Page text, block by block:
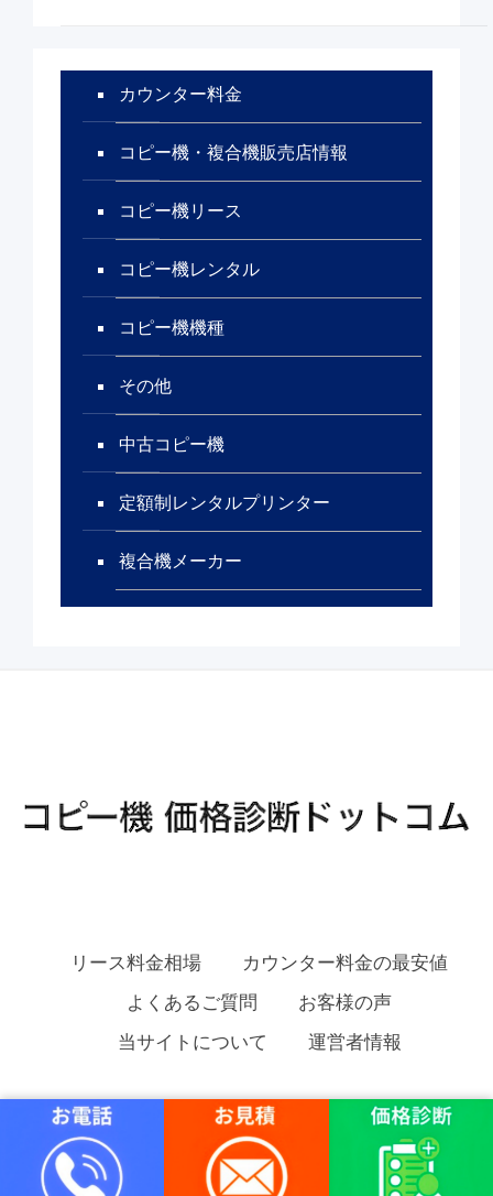
カウンター料金
コピー機・複合機販売店情報
コピー機リース
コピー機レンタル
コピー機機種
その他
中古コピー機
定額制レンタルプリンター
複合機メーカー
リース料金相場
カウンター料金の最安値
よくあるご質問
お客様の声
当サイトについて
運営者情報
コピー機 価格診断ドットコム Copyright